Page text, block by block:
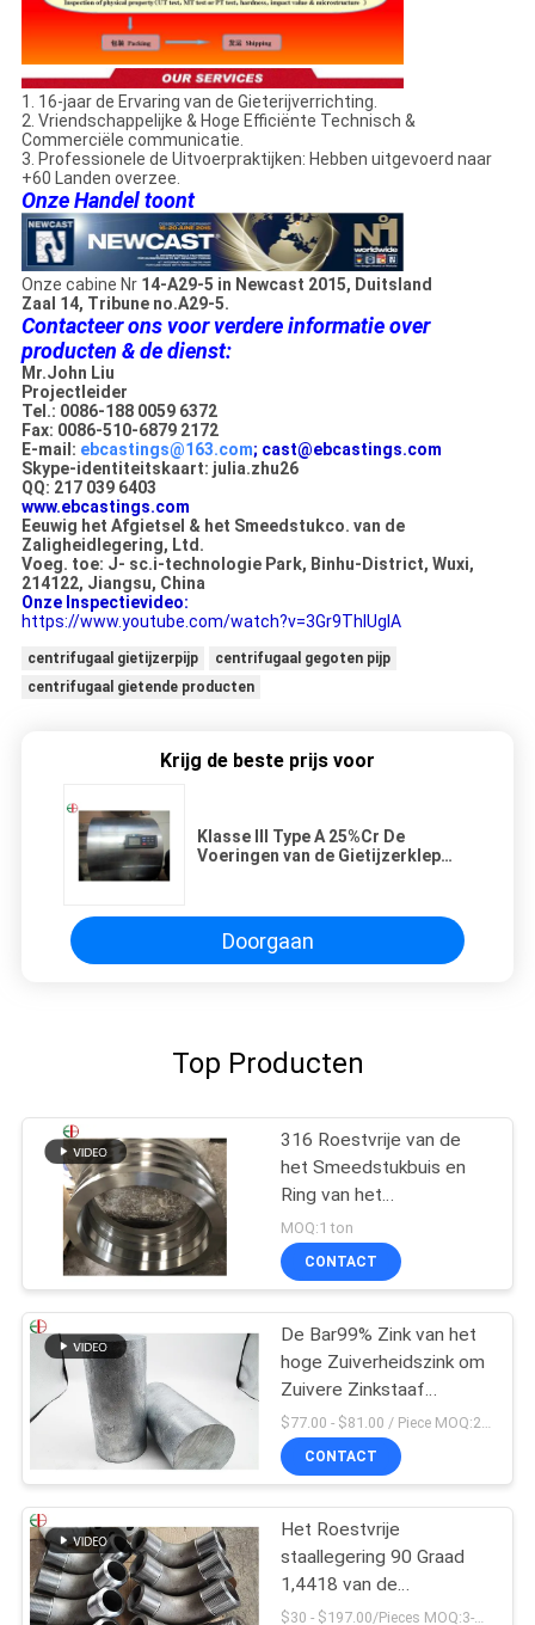
1. 16-jaar de Ervaring van de Gieterijverrichting.
2. Vriendschappelijke & Hoge Efficiënte Technisch &
Commerciële communicatie.
3. Professionele de Uitvoerpraktijken: Hebben uitgevoerd naar
+60 Landen overzee.
Onze Handel toont
Onze cabine Nr 14-A29-5 in Newcast 2015, Duitsland
Zaal 14, Tribune no.A29-5.
Contacteer ons voor verdere informatie over
producten & de dienst:
Mr.John Liu
Projectleider
Tel.: 0086-188 0059 6372
Fax: 0086-510-6879 2172
E-mail: ebcastings@163.com; cast@ebcastings.com
Skype-identiteitskaart: julia.zhu26
QQ: 217 039 6403
www.ebcastings.com
Eeuwig het Afgietsel & het Smeedstukco. van de
Zaligheidlegering, Ltd.
Voeg. toe: J- sc.i-technologie Park, Binhu-District, Wuxi,
214122, Jiangsu, China
Onze Inspectievideo:
https://www.youtube.com/watch?v=3Gr9ThIUgIA
centrifugaal gietijzerpijp
centrifugaal gegoten pijp
centrifugaal gietende producten
Krijg de beste prijs voor
Klasse III Type A 25%Cr De
Voeringen van de Gietijzerklep
Doorgaan
Top Producten
316 Roestvrije van de
het Smeedstukbuis en
Ring van het
Legeringsstaal de Buis
van de
Afgietselscentrifuge
MOQ:1 ton
CONTACT
De Bar99% Zink van het
hoge Zuiverheidszink om
Zuivere Zinkstaaf
100x100x200mm
CONTACT
Het Roestvrije
staallegering 90 Graad
1,4418 van de
flensverbinding de